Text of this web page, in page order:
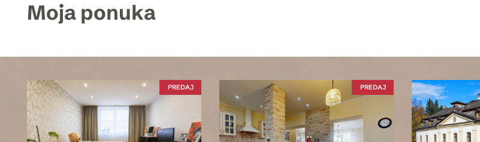
Moja ponuka
PREDAJ PREDAJ